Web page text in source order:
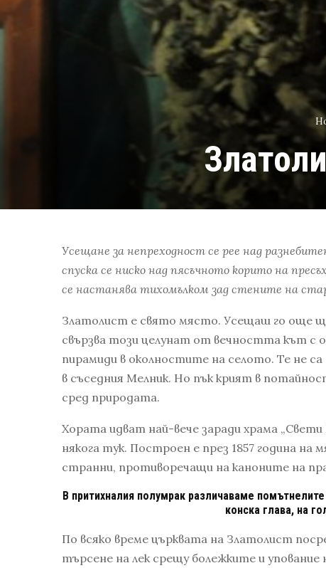
Усещане за непреходност се рее над
спуска се ниско над пясъчното корито на
се настанява тихомълком зад стените на
Златолист е свято място. Усещаш го още
свързва този целунат от вечността кът с
пирамиди в околностите на селото. Те не
в съседния Мелник. Но пък крият в
сред природата.
Хората идват най-вече заради храма „Свети
някога тук. Построен е през 1857 година
странни, противоречащи на каноните на
В притихналия полумрак различаваме
конска глава, на
По всяко време църквата на Златолист
търсене на лек срещу болежките и